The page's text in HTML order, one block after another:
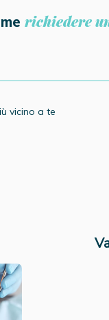
richiedere
vicino a te